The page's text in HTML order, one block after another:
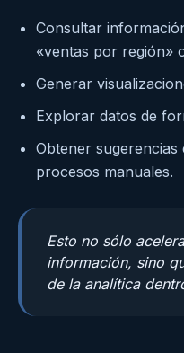
Consultar
«ventas por región»
Generar
Explorar datos de
Obtener sugerencias
procesos manuales.
Esto no sólo
información, sino
de la analítica